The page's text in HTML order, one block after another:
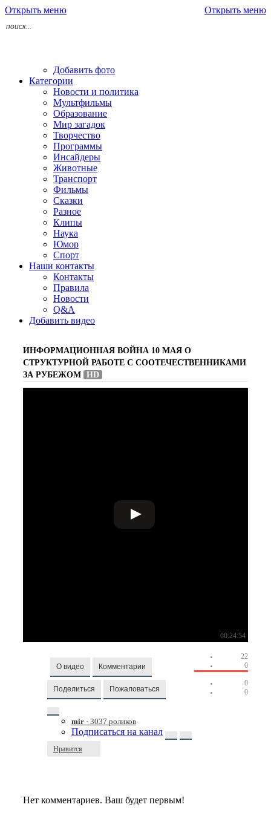
Открыть меню Открыть меню
Добавить фото
Категории
Новости и политика
Мультфильмы
Образование
Мир загадок
Творчество
Программы
Инсайдеры
Животные
Транспорт
Фильмы
Сказки
Разное
Клипы
Наука
Юмор
Спорт
Наши контакты
Контакты
Правила
Новости
Q&A
Добавить видео
ИНФОРМАЦИОННАЯ ВОЙНА 10 МАЯ О
СТРУКТУРНОЙ РАБОТЕ С СООТЕЧЕСТВЕННИКАМИ
ЗА РУБЕЖОМ HD
00:24:54
О видео Комментарии
Поделиться Пожаловаться
mir · 3037 роликов
Подписаться на канал
Нравится
22
0
0
0
Нет комментариев. Ваш будет первым!